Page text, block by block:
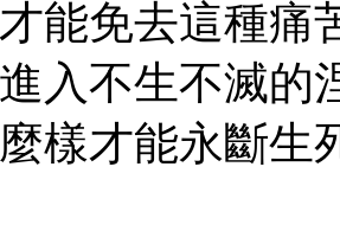
能免去這種痛
入不生不滅的
樣才能永斷生